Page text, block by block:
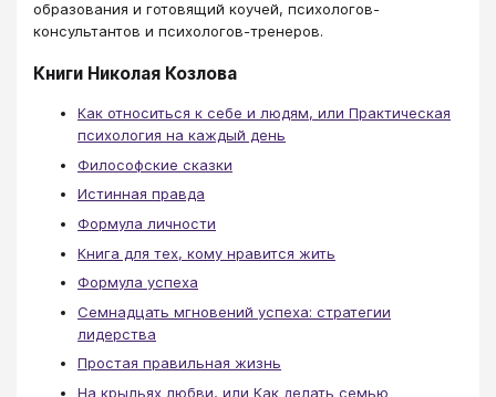
образования и готовящий коучей, психологов-
консультантов и психологов-тренеров.
Книги Николая Козлова
Как относиться к себе и людям, или Практическая
психология на каждый день
Философские сказки
Истинная правда
Формула личности
Книга для тех, кому нравится жить
Формула успеха
Семнадцать мгновений успеха: стратегии
лидерства
Простая правильная жизнь
На крыльях любви, или Как делать семью